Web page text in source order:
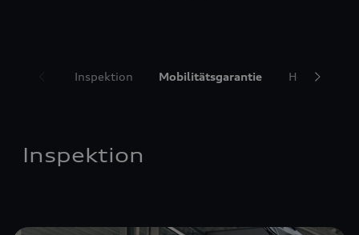
Inspektion Mobilitätsgarantie Hol- und
Inspektion